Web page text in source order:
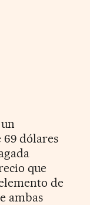
69 dólares
que
de
ambas